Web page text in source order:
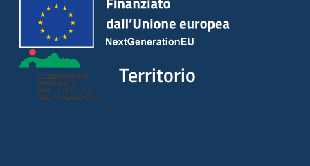
Argomenti
Novità
Servizi
Territorio